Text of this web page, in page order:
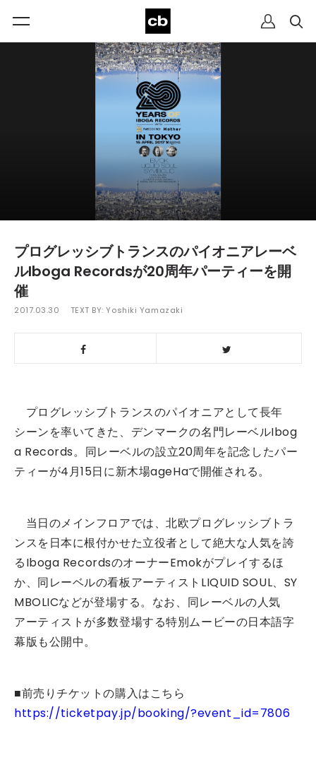
プログレッシブトランスのパイオニアレーベ
ルIboga Recordsが20周年パーティーを開
催
2017.03.30 TEXT BY:Yoshiki Yamazaki
プログレッシブトランスのパイオニアとして長年
シーンを率いてきた、デンマークの名門レーベルIbog
a Records。同レーベルの設立20周年を記念したパー
ティーが4月15日に新木場ageHaで開催される。
当日のメインフロアでは、北欧プログレッシブトラ
ンスを日本に根付かせた立役者として絶大な人気を誇
るIboga RecordsのオーナーEmokがプレイするほ
か、同レーベルの看板アーティストLIQUID SOUL、SY
MBOLICなどが登場する。なお、同レーベルの人気
アーティストが多数登場する特別ムービーの日本語字
幕版も公開中。
■前売りチケットの購入はこちら
https://ticketpay.jp/booking/?event_id=7806